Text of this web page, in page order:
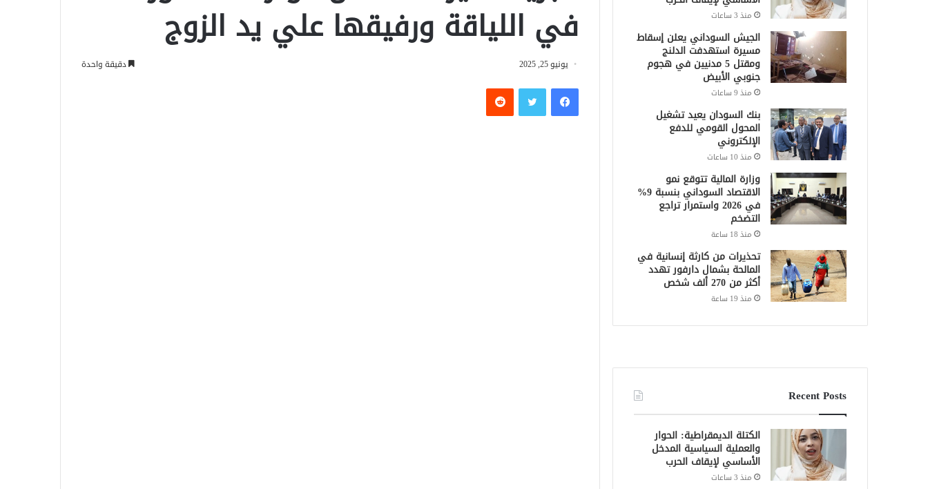
في اللياقة ورفيقها علي يد الزوج
يونيو 25, 2025 دقيقة واحدة
فيسبوكتويتر
منذ 3 ساعات
الجيش السوداني يعلن إسقاط
مسيرة استهدفت الدلنج
ومقتل 5 مدنيين في هجوم
جنوبي الأبيض
منذ 9 ساعات
بنك السودان يعيد تشغيل
المحول القومي للدفع
الإلكتروني
منذ 10 ساعات
وزارة المالية تتوقع نمو
الاقتصاد السوداني بنسبة 9%
في 2026 واستمرار تراجع
التضخم
منذ 18 ساعة
تحذيرات من كارثة إنسانية في
المالحة بشمال دارفور تهدد
أكثر من 270 ألف شخص
منذ 19 ساعة
Recent Posts
الكتلة الديمقراطية: الحوار
والعملية السياسية المدخل
الأساسي لإيقاف الحرب
منذ 3 ساعات